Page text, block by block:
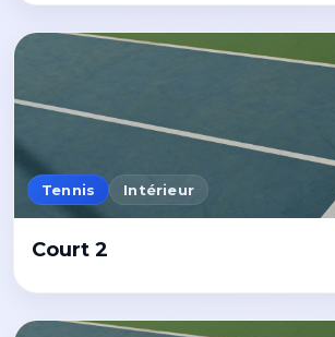
Tennis Intérieur
Court 2